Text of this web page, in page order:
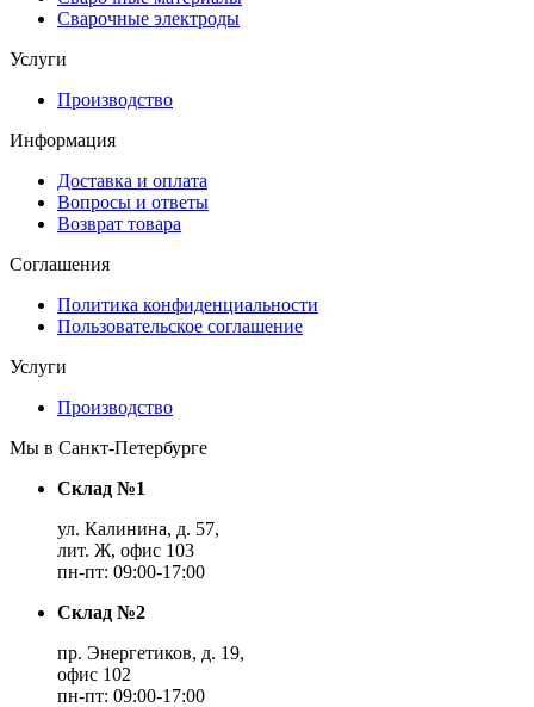
Сварочные электроды
Услуги
Производство
Информация
Доставка и оплата
Вопросы и ответы
Возврат товара
Соглашения
Политика конфиденциальности
Пользовательское соглашение
Услуги
Производство
Мы в Санкт-Петербурге
Склад №1
ул. Калинина, д. 57,
лит. Ж, офис 103
пн-пт: 09:00-17:00
Склад №2
пр. Энергетиков, д. 19,
офис 102
пн-пт: 09:00-17:00